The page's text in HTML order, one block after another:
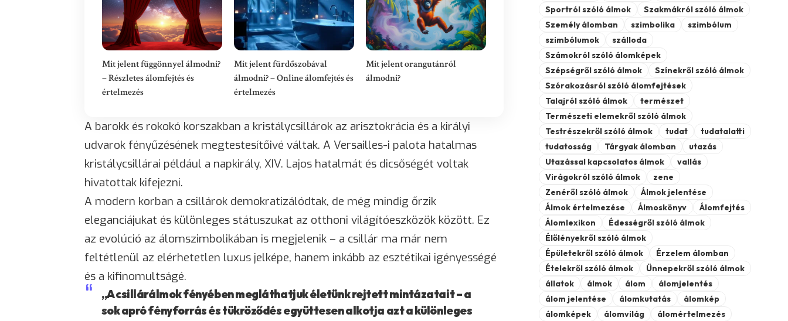
Mit jelent függönnyel álmodni?
– Részletes álomfejtés és
értelmezés
Mit jelent fürdőszobával
álmodni? – Online álomfejtés és
értelmezés
Mit jelent orangutánról
álmodni?
A barokk és rokokó korszakban a kristálycsillárok az arisztokrácia és a királyi
udvarok fényűzésének megtestesítőivé váltak. A Versailles-i palota hatalmas
kristálycsillárai például a napkirály, XIV. Lajos hatalmát és dicsőségét voltak
hivatottak kifejezni.
A modern korban a csillárok demokratizálódtak, de még mindig őrzik
eleganciájukat és különleges státuszukat az otthoni világítóeszközök között. Ez
az evolúció az álomszimbolikában is megjelenik – a csillár ma már nem
feltétlenül az elérhetetlen luxus jelképe, hanem inkább az esztétikai igényességé
és a kifinomultságé.
„A csillárálmok fényében megláthatjuk életünk rejtett mintázatait – a
sok apró fényforrás és tükröződés együttesen alkotja azt a különleges
Sportról szóló álmok
Szakmákról szóló álmok
Személy álomban
szimbolika
szimbólum
szimbólumok
szálloda
Számokról szóló álomképek
Szépségről szóló álmok
Színekről szóló álmok
Szórakozásról szóló álomfejtések
Talajról szóló álmok
természet
Természeti elemekről szóló álmok
Testrészekről szóló álmok
tudat
tudatalatti
tudatosság
Tárgyak álomban
utazás
Utazással kapcsolatos álmok
vallás
Virágokról szóló álmok
zene
Zenéről szóló álmok
Álmok jelentése
Álmok értelmezése
Álmoskönyv
Álomfejtés
Álomlexikon
Édességről szóló álmok
Élőlényekről szóló álmok
Épületekről szóló álmok
Érzelem álomban
Ételekről szóló álmok
Ünnepekről szóló álmok
állatok
álmok álom
álomjelentés
álom jelentése
álomkutatás
álomkép
álomképek
álomvilág álomértelmezés